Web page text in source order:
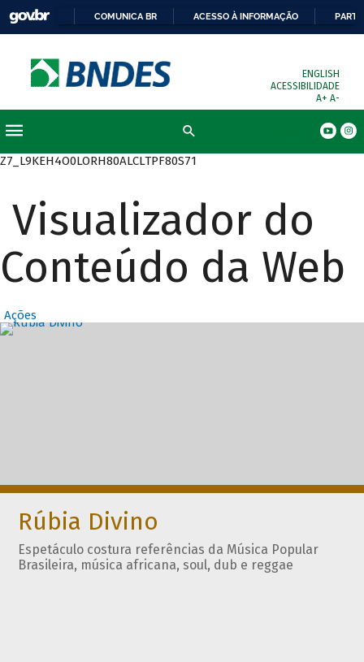
COMUNICA BR ACESSO À INFORMAÇÃO
ENGLISH
ACESSIBILIDADE
A+ A-
Z7_L9KEH4O0LORH80ALCLTPF80S71
Visualizador do
Conteúdo da Web
Ações
Destaques
Rúbia Divino
Espetáculo costura referências da Música Popular
Brasileira, música africana, soul, dub e reggae